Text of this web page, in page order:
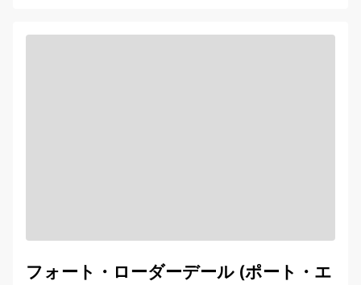
フォート・ローダーデール (ポート・エ